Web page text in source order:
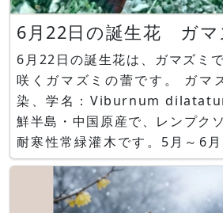
6月22日の誕生花 ガマ
6月22日の誕生花は、ガマズミです。 写
咲くガマズミの蕾です。 ガマズミ ガマズミ（蒲
染、学名：Viburnum
鮮半島・中国原産で、レンプク
耐寒性常緑灌木です。5月～6
花し、芳香のある白い集合花
～11月に赤い卵形の果実を成
に熟します。果実は生け花や切